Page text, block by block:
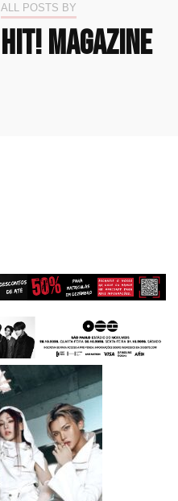
ALL POSTS BY
HIT! Magazine